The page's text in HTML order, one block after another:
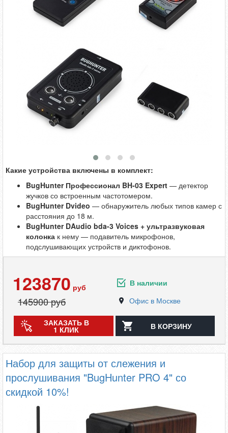
Какие устройства включены в комплект:
BugHunter Профессионал BH-03 Expert — детектор
жучков со встроенным частотомером.
BugHunter Dvideo — обнаружитель любых типов камер с
расстояния до 18 м.
BugHunter DAudio bda-3 Voices + ультразвуковая
колонка к нему — подавитель микрофонов,
подслушивающих устройств и диктофонов.
123870 руб В наличии
145900руб Офис в Москве
ЗАКАЗАТЬ В
1 КЛИК В КОРЗИНУ
Набор для защиты от слежения и
прослушивания "BugHunter PRO 4" со
скидкой 10%!